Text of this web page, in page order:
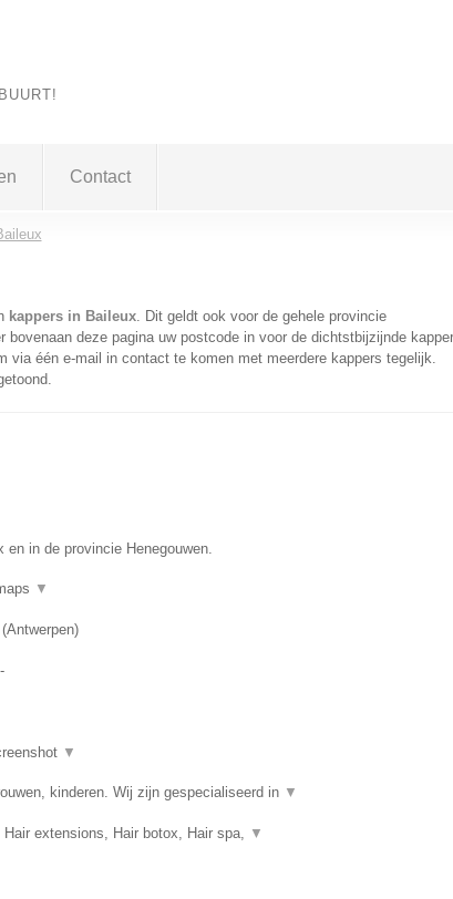
Contact
kappers in Baileux. Dit geldt ook voor de gehele provincie
bovenaan deze pagina uw postcode in voor de dichtstbijzijnde
via één e-mail in contact te komen met meerdere kappers tegelijk.
in de provincie Henegouwen.
▼
Antwerpen)
-
▼
kinderen. Wij zijn gespecialiseerd in ▼
extensions, Hair botox, Hair spa, ▼